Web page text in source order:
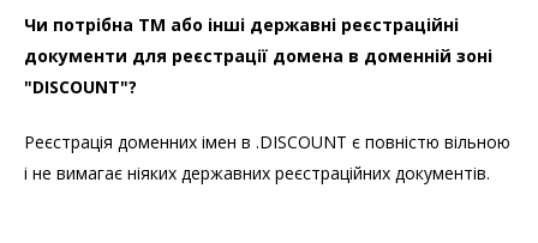
Чи потрібна ТМ або інші державні реєстраційні
документи для реєстрації домена в доменній зоні
"DISCOUNT"?
Реєстрація доменних імен в .DISCOUNT є повністю вільною
і не вимагає ніяких державних реєстраційних документів.